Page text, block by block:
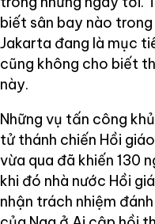
biết sân bay nào
Jakarta đang là mục
cũng không cho biết
này.
Những vụ tấn công
tử thánh chiến Hồi
vừa qua đã khiến 130
khi đó nhà nước Hồi
nhận trách nhiệm